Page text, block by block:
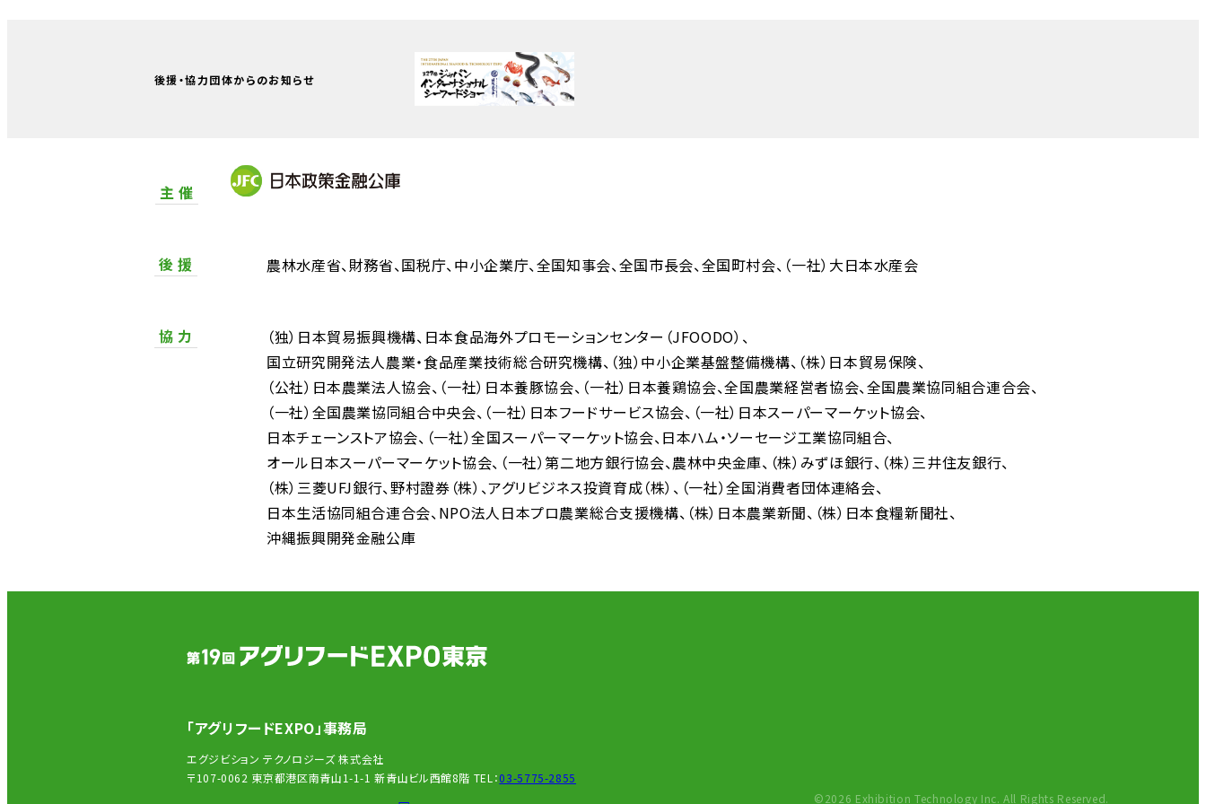
後援・協力団体からのお知らせ
主 催
後 援 農林水産省 財務省 国税庁 中小企業庁 全国知事会 全国市長会 全国町村会 （一社）大日本水産会
協 力 （独）日本貿易振興機構 日本食品海外プロモーションセンター（JFOODO）
国立研究開発法人農業・食品産業技術総合研究機構 （独）中小企業基盤整備機構 （株）日本貿易保険
（公社）日本農業法人協会 （一社）日本養豚協会 （一社）日本養鶏協会 全国農業経営者協会 全国農業協同組合連合会
（一社）全国農業協同組合中央会 （一社）日本フードサービス協会 （一社）日本スーパーマーケット協会
日本チェーンストア協会 （一社）全国スーパーマーケット協会 日本ハム・ソーセージ工業協同組合
オール日本スーパーマーケット協会 （一社）第二地方銀行協会 農林中央金庫 （株）みずほ銀行 （株）三井住友銀行
（株）三菱UFJ銀行 野村證券（株） アグリビジネス投資育成（株）
（一社）全国消費者団体連絡会
日本生活協同組合連合会 NPO法人日本プロ農業総合支援機構 （株）日本農業新聞
（株）日本食糧新聞社
沖縄振興開発金融公庫
「アグリフードEXPO」事務局
エグジビション テクノロジーズ 株式会社
〒107-0062 東京都港区南青山1-1-1 新青山ビル西館8階 TEL：03-5775-2855
©2026 Exhibition Technology Inc. All Rights Reserved.